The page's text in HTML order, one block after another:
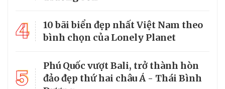
4
10 bãi biển đẹp nhất Việt Nam theo
bình chọn của Lonely Planet
5
Phú Quốc vượt Bali, trở thành hòn
đảo đẹp thứ hai châu Á - Thái Bình